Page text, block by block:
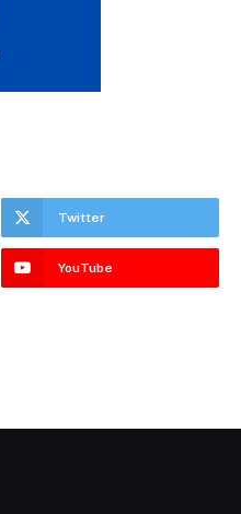
Twitter
YouTube